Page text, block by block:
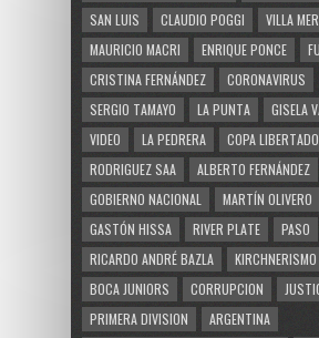
SAN LUIS
CLAUDIO POGGI
VILLA
MAURICIO MACRI
ENRIQUE PONCE
CRISTINA FERNÁNDEZ
CORONAVIRUS
SERGIO TAMAYO
LA PUNTA
GISELA
VIDEO
LA PEDRERA
COPA
RODRIGUEZ SAA
ALBERTO FERNÁNDEZ
GOBIERNO NACIONAL
MARTÍN OLIVERO
GASTÓN HISSA
RIVER PLATE
PASO
RICARDO ANDRÉ BAZLA
KIRCHNERISMO
BOCA JUNIORS
CORRUPCION
PRIMERA DIVISION
ARGENTINA